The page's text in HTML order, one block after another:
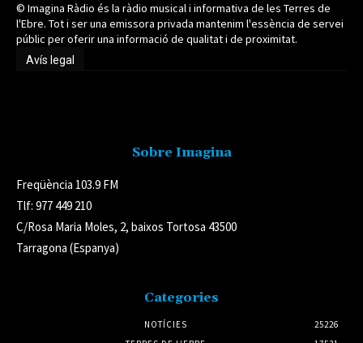
© Imagina Ràdio és la ràdio musical i informativa de les Terres de
l'Ebre. Tot i ser una emissora privada mantenim l'essència de servei
públic per oferir una informació de qualitat i de proximitat.
Avís legal
Sobre Imagina
Freqüència 103.9 FM
Tlf: 977 449 210
C/Rosa Maria Moles, 2, baixos Tortosa 43500
Tarragona (Espanya)
Categories
NOTÍCIES
25226